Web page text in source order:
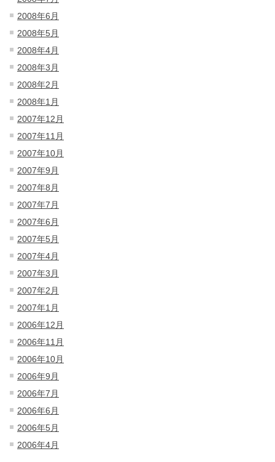
2008年6月
2008年5月
2008年4月
2008年3月
2008年2月
2008年1月
2007年12月
2007年11月
2007年10月
2007年9月
2007年8月
2007年7月
2007年6月
2007年5月
2007年4月
2007年3月
2007年2月
2007年1月
2006年12月
2006年11月
2006年10月
2006年9月
2006年7月
2006年6月
2006年5月
2006年4月